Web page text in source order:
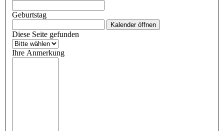
Geburtstag
Kalender öffnen
Diese Seite gefunden
Ihre Anmerkung